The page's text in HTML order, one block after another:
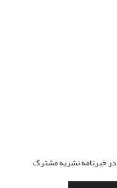
در خبرنامه نشریه مشترک